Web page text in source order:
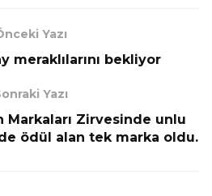
Yazı
meraklılarını bekliyor
Yazı
Markaları Zirvesinde unlu
ödül alan tek marka oldu.